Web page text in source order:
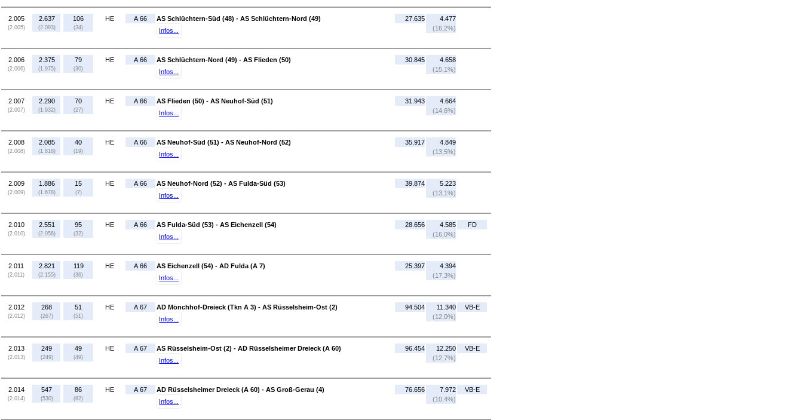
2.005
(2.005)
2.637
(2.093)
106
(34)
HE A 66
AS Schlüchtern-Süd (48) - AS Schlüchtern-Nord (49)
Infos...
27.635
4.477
(16,2%)
2.006
(2.006)
2.375
(1.975)
79
(30)
HE A 66
AS Schlüchtern-Nord (49) - AS Flieden (50)
Infos...
30.845
4.658
(15,1%)
2.007
(2.007)
2.290
(1.932)
70
(27)
HE A 66
AS Flieden (50) - AS Neuhof-Süd (51)
Infos...
31.943
4.664
(14,6%)
2.008
(2.008)
2.085
(1.818)
40
(19)
HE A 66
AS Neuhof-Süd (51) - AS Neuhof-Nord (52)
Infos...
35.917
4.849
(13,5%)
2.009
(2.009)
1.886
(1.678)
15
(7)
HE A 66
AS Neuhof-Nord (52) - AS Fulda-Süd (53)
Infos...
39.874
5.223
(13,1%)
2.010
(2.010)
2.551
(2.056)
95
(32)
HE A 66
AS Fulda-Süd (53) - AS Eichenzell (54)
Infos...
28.656
4.585
(16,0%)
FD
2.011
(2.011)
2.821
(2.155)
119
(36)
HE A 66
AS Eichenzell (54) - AD Fulda (A 7)
Infos...
25.397
4.394
(17,3%)
2.012
(2.012)
268
(267)
51
(51)
HE A 67
AD Mönchhof-Dreieck (Tkn A 3) - AS Rüsselsheim-Ost (2)
Infos...
94.504
11.340
(12,0%)
VB-E
2.013
(2.013)
249
(249)
49
(49)
HE A 67
AS Rüsselsheim-Ost (2) - AD Rüsselsheimer Dreieck (A 60)
Infos...
96.454
12.250
(12,7%)
VB-E
2.014
(2.014)
547
(530)
86
(82)
HE A 67
AD Rüsselsheimer Dreieck (A 60) - AS Groß-Gerau (4)
Infos...
76.656
7.972
(10,4%)
VB-E